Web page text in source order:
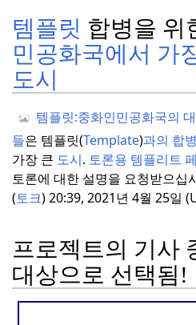
템플릿 합병을 위
민공화국에서 가
도시
템플릿:중화인민공화국의
들은 템플릿(Template)과의 합
가장 큰 도시. 토론용 템플리트
토론에 대한 설명을 요청받으십
(토크) 20:39, 2021년 4월 25일
프로젝트의 기사
대상으로 선택됨!